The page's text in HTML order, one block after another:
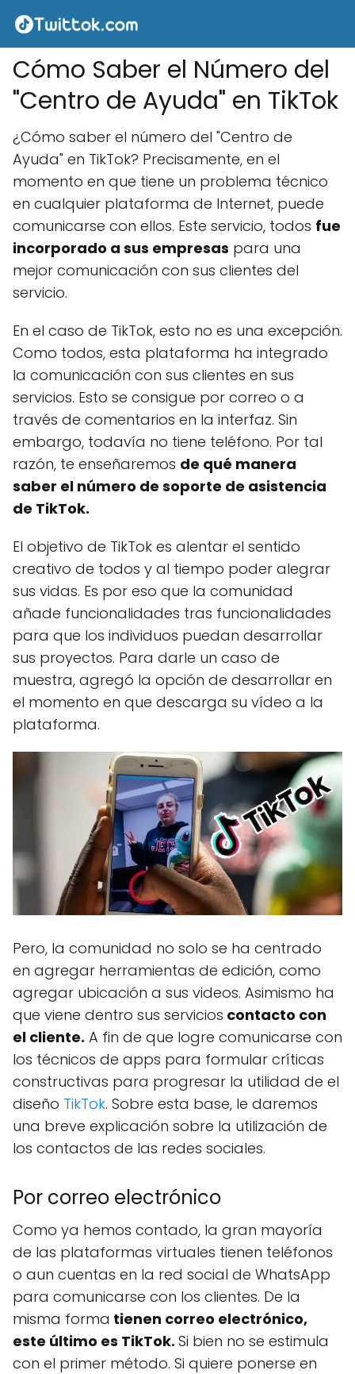
Cómo Saber el Número del
"Centro de Ayuda" en TikTok
¿Cómo saber el número del "Centro de
Ayuda" en TikTok? Precisamente, en el
momento en que tiene un problema técnico
en cualquier plataforma de Internet, puede
comunicarse con ellos. Este servicio, todos fue
incorporado a sus empresas para una
mejor comunicación con sus clientes del
servicio.
En el caso de TikTok, esto no es una excepción.
Como todos, esta plataforma ha integrado
la comunicación con sus clientes en sus
servicios. Esto se consigue por correo o a
través de comentarios en la interfaz. Sin
embargo, todavía no tiene teléfono. Por tal
razón, te enseñaremos de qué manera
saber el número de soporte de asistencia
de TikTok.
El objetivo de TikTok es alentar el sentido
creativo de todos y al tiempo poder alegrar
sus vidas. Es por eso que la comunidad
añade funcionalidades tras funcionalidades
para que los individuos puedan desarrollar
sus proyectos. Para darle un caso de
muestra, agregó la opción de desarrollar en
el momento en que descarga su vídeo a la
plataforma.
Pero, la comunidad no solo se ha centrado
en agregar herramientas de edición, como
agregar ubicación a sus videos. Asimismo ha
que viene dentro sus servicios contacto con
el cliente. A fin de que logre comunicarse con
los técnicos de apps para formular críticas
constructivas para progresar la utilidad de el
diseño TikTok. Sobre esta base, le daremos
una breve explicación sobre la utilización de
los contactos de las redes sociales.
Por correo electrónico
Como ya hemos contado, la gran mayoría
de las plataformas virtuales tienen teléfonos
o aun cuentas en la red social de WhatsApp
para comunicarse con los clientes. De la
misma forma tienen correo electrónico,
este último es TikTok. Si bien no se estimula
con el primer método. Si quiere ponerse en